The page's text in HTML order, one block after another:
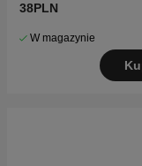
38PLN
W magazynie